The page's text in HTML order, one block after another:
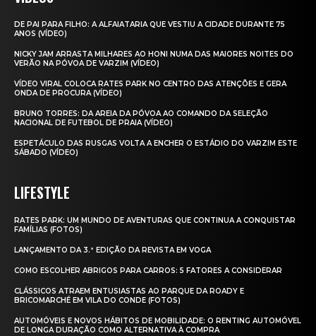
DE PAI PARA FILHO: A ALFAIATARIA QUE VESTIU A CIDADE DURANTE 75
ANOS (VÍDEO)
NICKY JAM ARRASTA MILHARES AO HONI NUMA DAS MAIORES NOITES DO
VERÃO NA PÓVOA DE VARZIM (VÍDEO)
VÍDEO VIRAL COLOCA RATES PARK NO CENTRO DAS ATENÇÕES E GERA
ONDA DE PROCURA (VÍDEO)
BRUNO TORRES: DA AREIA DA PÓVOA AO COMANDO DA SELEÇÃO
NACIONAL DE FUTEBOL DE PRAIA (VÍDEO)
ESPETÁCULO DAS RUSGAS VOLTA A ENCHER O ESTÁDIO DO VARZIM ESTE
SÁBADO (VÍDEO)
LIFESTYLE
RATES PARK: UM MUNDO DE AVENTURAS QUE CONTINUA A CONQUISTAR
FAMÍLIAS (FOTOS)
LANÇAMENTO DA 3.ª EDIÇÃO DA REVISTA EM VOGA
COMO ESCOLHER ABRIGOS PARA CARROS: 5 FATORES A CONSIDERAR
CLÁSSICOS ATRAEM ENTUSIASTAS AO PARQUE DA ROADY E
BRICOMARCHÉ EM VILA DO CONDE (FOTOS)
AUTOMÓVEIS E NOVOS HÁBITOS DE MOBILIDADE: O RENTING AUTOMÓVEL
DE LONGA DURAÇÃO COMO ALTERNATIVA À COMPRA